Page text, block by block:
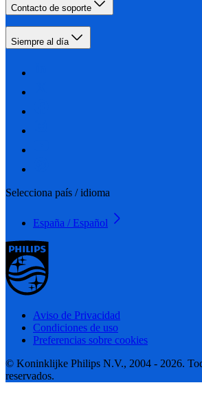
Contacto de soporte
Siempre al día
Selecciona país / idioma
España / Español
Aviso de Privacidad
Condiciones de uso
Preferencias sobre cookies
© Koninklijke Philips N.V., 2004 - 2026.
reservados.